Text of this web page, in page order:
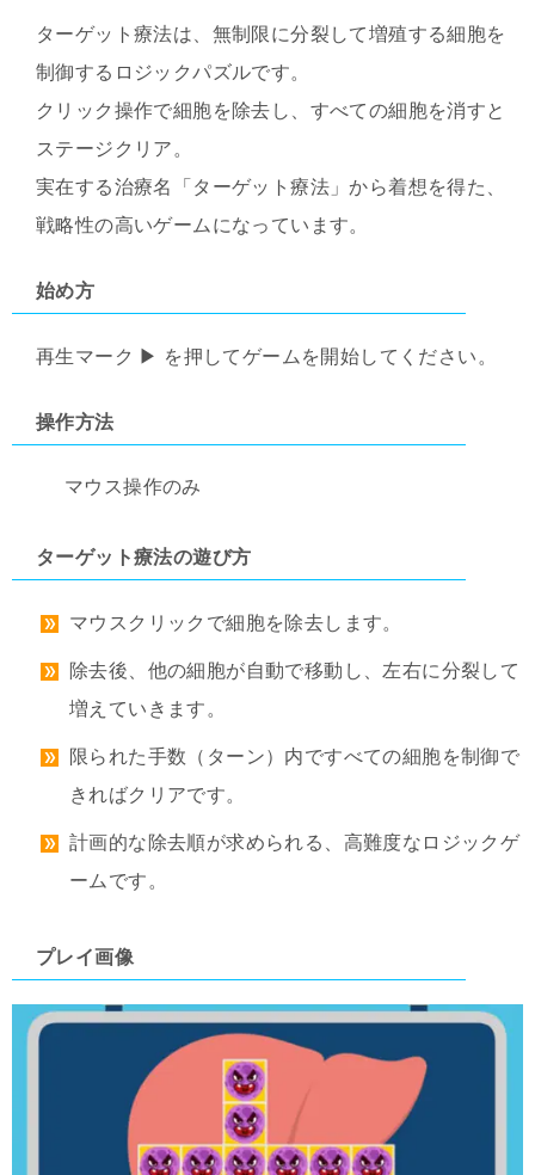
ターゲット療法は、無制限に分裂して増殖する細胞を
制御するロジックパズルです。
クリック操作で細胞を除去し、すべての細胞を消すと
ステージクリア。
実在する治療名「ターゲット療法」から着想を得た、
戦略性の高いゲームになっています。
始め方
再生マーク ▶ を押してゲームを開始してください。
操作方法
マウス操作のみ
ターゲット療法の遊び方
マウスクリックで細胞を除去します。
除去後、他の細胞が自動で移動し、左右に分裂して
増えていきます。
限られた手数（ターン）内ですべての細胞を制御で
きればクリアです。
計画的な除去順が求められる、高難度なロジックゲ
ームです。
プレイ画像